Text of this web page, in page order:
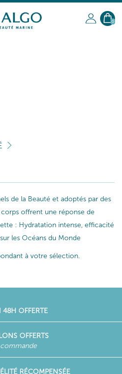
0
de la Beauté et adoptés par des
offrent une réponse de
: Hydratation intense, efficacité
les Océans du Monde
à votre sélection.
48H OFFERTE
OFFERTS
RÉCOMPENSÉE